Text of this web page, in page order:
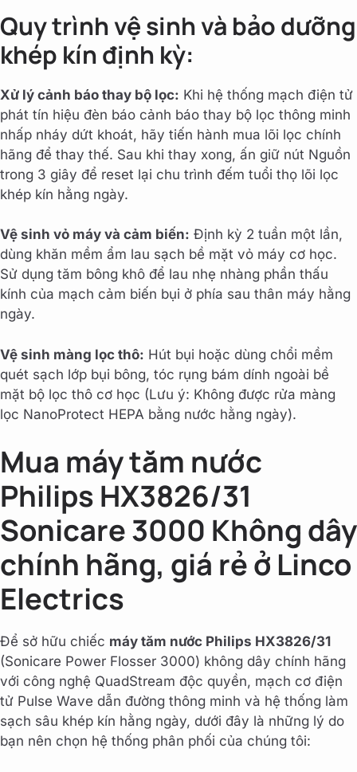
Quy trình vệ sinh và bảo dưỡng
khép kín định kỳ:
Xử lý cảnh báo thay bộ lọc: Khi hệ thống mạch điện tử
phát tín hiệu đèn báo cảnh báo thay bộ lọc thông minh
nhấp nháy dứt khoát, hãy tiến hành mua lõi lọc chính
hãng để thay thế. Sau khi thay xong, ấn giữ nút Nguồn
trong 3 giây để reset lại chu trình đếm tuổi thọ lõi lọc
khép kín hằng ngày.
Vệ sinh vỏ máy và cảm biến: Định kỳ 2 tuần một lần,
dùng khăn mềm ẩm lau sạch bề mặt vỏ máy cơ học.
Sử dụng tăm bông khô để lau nhẹ nhàng phần thấu
kính của mạch cảm biến bụi ở phía sau thân máy hằng
ngày.
Vệ sinh màng lọc thô: Hút bụi hoặc dùng chổi mềm
quét sạch lớp bụi bông, tóc rụng bám dính ngoài bề
mặt bộ lọc thô cơ học (Lưu ý: Không được rửa màng
lọc NanoProtect HEPA bằng nước hằng ngày).
Mua máy tăm nước
Philips HX3826/31
Sonicare 3000 Không dây
chính hãng, giá rẻ ở Linco
Electrics
Để sở hữu chiếc máy tăm nước Philips HX3826/31
(Sonicare Power Flosser 3000) không dây chính hãng
với công nghệ QuadStream độc quyền, mạch cơ điện
tử Pulse Wave dẫn đường thông minh và hệ thống làm
sạch sâu khép kín hằng ngày, dưới đây là những lý do
bạn nên chọn hệ thống phân phối của chúng tôi: